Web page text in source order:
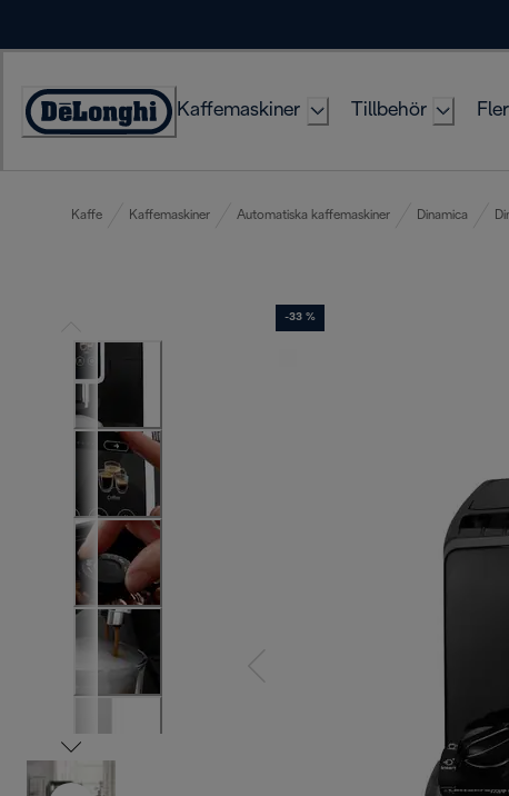
Accessibility
Kaffemaskiner Tillbehör
Kaffe Kaffemaskiner Automatiska kaffemaskiner Dinamica
-33 %